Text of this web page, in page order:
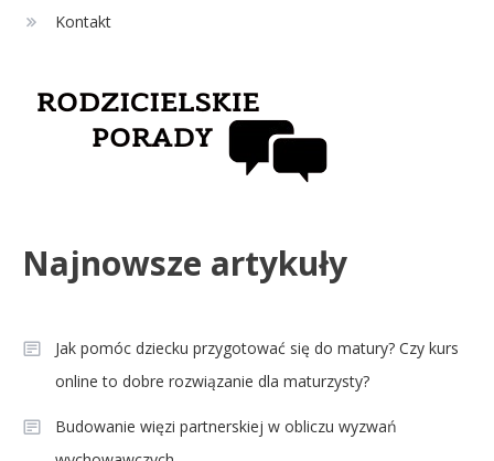
Kontakt
Najnowsze artykuły
Jak pomóc dziecku przygotować się do matury? Czy kurs
online to dobre rozwiązanie dla maturzysty?
Budowanie więzi partnerskiej w obliczu wyzwań